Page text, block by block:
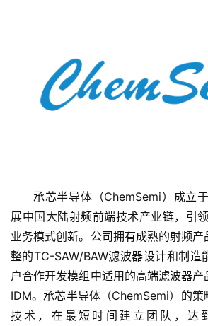
首
页
融
资
报
承芯半导体（ChemSemi）成立
展中国大陆射频前端技术产业链，引
业务模式创新。公司拥有成熟的射频
整的TC-SAW/BAW滤波器设计和制造
户合作开发模组中适用的高端滤波器
IDM。承芯半导体（ChemSemi）的策
技术，在最短时间建立团队，达